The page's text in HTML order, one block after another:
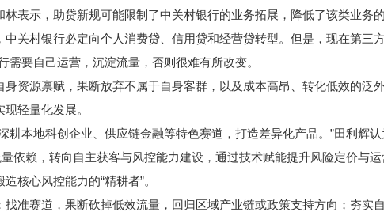
示，助贷新规可能限制了中关村银行的业务拓展，降低了该类业务
关村银行必定向个人消费贷、信用贷和经营贷转型。但是，现在第三
需要自己运营，沉淀流量，否则很难有所改变。
源禀赋，果断放弃不属于自身客群，以及成本高昂、转化低效的泛
轻量化发展。
本地科创企业、供应链金融等特色赛道，打造差异化产品。”田利辉
依赖，转向自主获客与风控能力建设，通过技术赋能提升风险定价与
核心风控能力的“精耕者”。
赛道，果断砍掉低效流量，回归区域产业链或政策支持方向；夯实